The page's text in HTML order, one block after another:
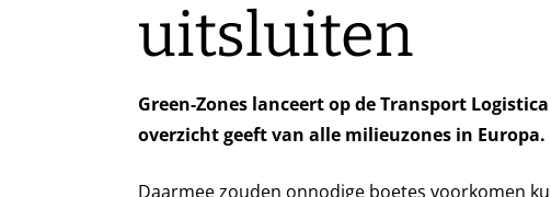
uitsluiten
Green-Zones lanceert op de Transport
overzicht geeft van alle milieuzones in Europa.
Daarmee zouden onnodige boetes voorkomen